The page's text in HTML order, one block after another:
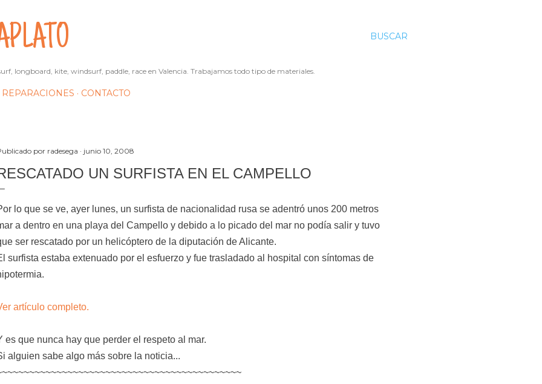
BUSCAR
longboard, kite, windsurf, paddle, race en Valencia. Trabajamos todo tipo de materiales.
REPARACIONES CONTACTO
por radesega junio 10, 2008
UN SURFISTA EN EL CAMPELLO
lo que se ve, ayer lunes, un surfista de nacionalidad rusa se adentró unos 200 metros
a dentro en una playa del Campello y debido a lo picado del mar no podía salir y tuvo
ser rescatado por un helicóptero de la diputación de Alicante.
surfista estaba extenuado por el esfuerzo y fue trasladado al hospital con síntomas de
artículo completo.
es que nunca hay que perder el respeto al mar.
alguien sabe algo más sobre la noticia...